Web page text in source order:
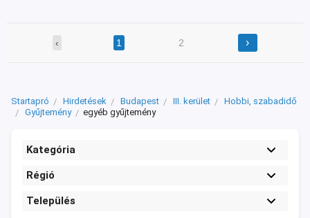
‹ 1 2 ›
Startapró Hirdetések Budapest III. kerület
Hobbi, szabadidő
Gyűjtemény
egyéb gyűjtemény
Kategória
Régió
Település